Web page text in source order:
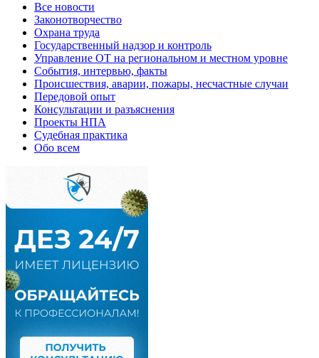
Все новости
Законотворчество
Охрана труда
Государственный надзор и контроль
Управление ОТ на региональном и местном уровне
События, интервью, факты
Происшествия, аварии, пожары, несчастные случаи
Передовой опыт
Консультации и разъяснения
Проекты НПА
Судебная практика
Обо всем